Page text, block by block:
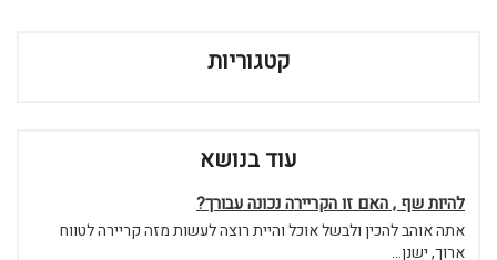
עבורך?
רוצה לעשות מזה קריירה לטווח